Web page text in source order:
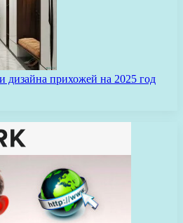
дизайна прихожей на 2025 год